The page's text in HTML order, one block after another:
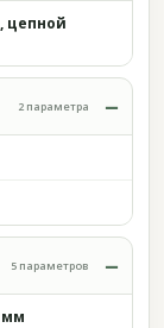
цепной
2 параметра
5 параметров
мм